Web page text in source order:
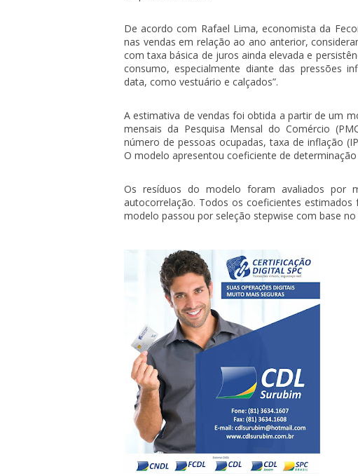
De acordo com Rafael Lima, economista da
nas vendas em relação ao ano anterior,
com taxa básica de juros ainda elevada e
consumo, especialmente diante das pressões
data, como vestuário e calçados”.
A estimativa de vendas foi obtida a partir de um
mensais da Pesquisa Mensal do Comércio
número de pessoas ocupadas, taxa de inflação
O modelo apresentou coeficiente de
Os resíduos do modelo foram avaliados por
autocorrelação. Todos os coeficientes
modelo passou por seleção stepwise com base no